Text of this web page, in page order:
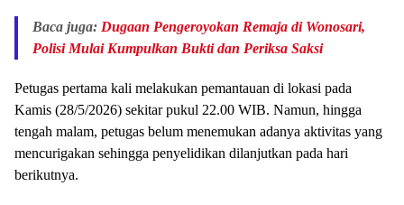
Baca juga: Dugaan Pengeroyokan Remaja di Wonosari,
Polisi Mulai Kumpulkan Bukti dan Periksa Saksi
Petugas pertama kali melakukan pemantauan di lokasi pada
Kamis (28/5/2026) sekitar pukul 22.00 WIB. Namun, hingga
tengah malam, petugas belum menemukan adanya aktivitas yang
mencurigakan sehingga penyelidikan dilanjutkan pada hari
berikutnya.